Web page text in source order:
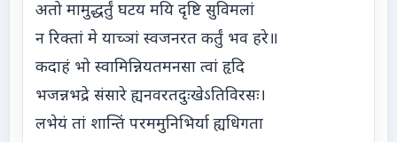
अतो मामुद्धर्तुं घटय मयि दृष्टि सुविमलां
न रिक्तां मे याच्ञां स्वजनरत कर्तुं भव हरे॥
कदाहं भो स्वामिन्नियतमनसा त्वां हृदि
भजन्नभद्रे संसारे ह्यनवरतदुःखेऽतिविरसः।
लभेयं तां शान्तिं परममुनिभिर्या ह्यधिगता